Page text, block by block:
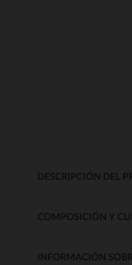
DESCRIPCIÓN DEL
COMPOSICIÓN Y
INFORMACIÓN